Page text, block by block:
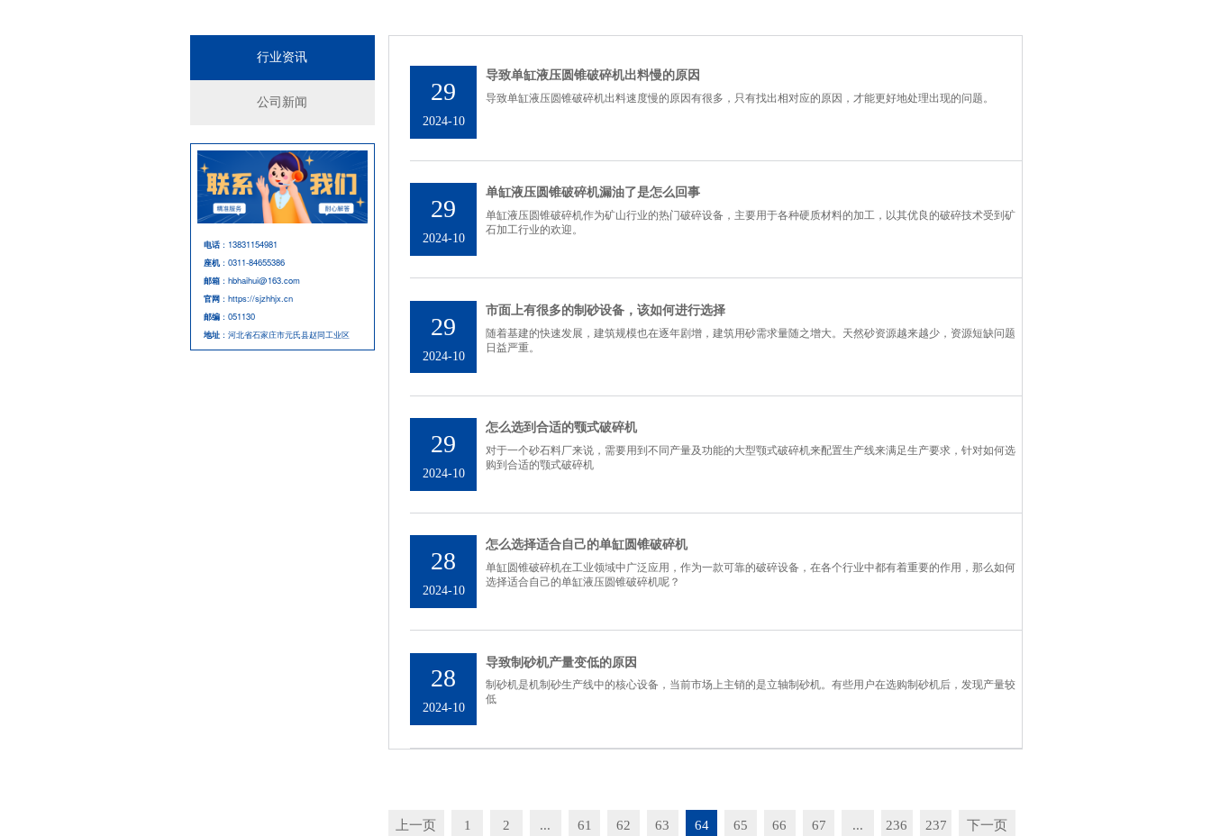
行业资讯
公司新闻
电话：13831154981
座机：0311-84655386
邮箱：hbhaihui@163.com
官网：https://sjzhhjx.cn
邮编：051130
地址：河北省石家庄市元氏县赵同工业区
29
2024-10
导致单缸液压圆锥破碎机出料慢的原因
导致单缸液压圆锥破碎机出料速度慢的原因有很多，只有找出相对应的原因，才能更好地处理出现的问题。
29
2024-10
单缸液压圆锥破碎机漏油了是怎么回事
单缸液压圆锥破碎机作为矿山行业的热门破碎设备，主要用于各种硬质材料的加工，以其优良的破碎技术受到矿
石加工行业的欢迎。
29
2024-10
市面上有很多的制砂设备，该如何进行选择
随着基建的快速发展，建筑规模也在逐年剧增，建筑用砂需求量随之增大。天然砂资源越来越少，资源短缺问题
日益严重。
29
2024-10
怎么选到合适的颚式破碎机
对于一个砂石料厂来说，需要用到不同产量及功能的大型颚式破碎机来配置生产线来满足生产要求，针对如何选
购到合适的颚式破碎机
28
2024-10
怎么选择适合自己的单缸圆锥破碎机
单缸圆锥破碎机在工业领域中广泛应用，作为一款可靠的破碎设备，在各个行业中都有着重要的作用，那么如何
选择适合自己的单缸液压圆锥破碎机呢？
28
2024-10
导致制砂机产量变低的原因
制砂机是机制砂生产线中的核心设备，当前市场上主销的是立轴制砂机。有些用户在选购制砂机后，发现产量较
低
上一页 1 2 ... 61 62 63 64 65 66 67 ... 236 237 下一页